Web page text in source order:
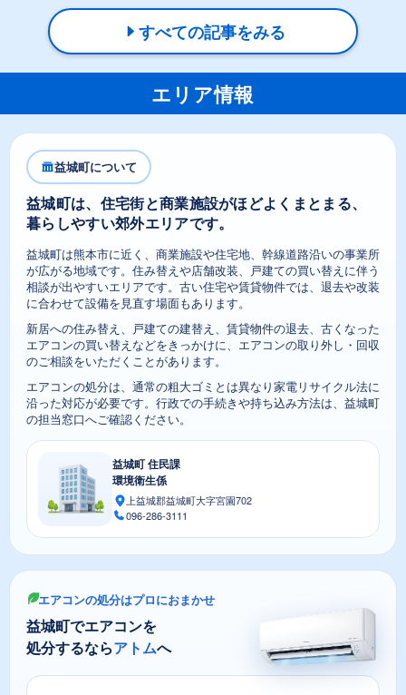
すべての記事をみる
エリア情報
益城町について
益城町は、住宅街と商業施設がほどよくまとまる、
暮らしやすい郊外エリアです。
益城町は熊本市に近く、商業施設や住宅地、幹線道路沿いの事業所
が広がる地域です。住み替えや店舗改装、戸建ての買い替えに伴う
相談が出やすいエリアです。古い住宅や賃貸物件では、退去や改装
に合わせて設備を見直す場面もあります。
新居への住み替え、戸建ての建替え、賃貸物件の退去、古くなった
エアコンの買い替えなどをきっかけに、エアコンの取り外し・回収
のご相談をいただくことがあります。
エアコンの処分は、通常の粗大ゴミとは異なり家電リサイクル法に
沿った対応が必要です。行政での手続きや持ち込み方法は、益城町
の担当窓口へご確認ください。
益城町 住民課
環境衛生係
上益城郡益城町大字宮園702
096-286-3111
エアコンの処分はプロにおまかせ
益城町でエアコンを
処分するならアトムへ